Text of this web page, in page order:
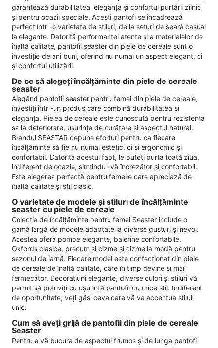
garantează durabilitatea, eleganța și confortul purtării zilnic
și pentru ocazii speciale. Acești pantofi se încadrează
perfect într -o varietate de stiluri, de la seturi de seară casual
la elegante. Datorită performanței atente și a materialelor de
înaltă calitate, pantofii seaster din piele de cereale sunt o
investiție de ani buni, oferind nu numai un aspect elegant, ci
și confortul utilizării.
De ce să alegeți încălțăminte din piele de cereale
seaster
Alegând pantofii seaster pentru femei din piele de cereale,
investiți într -un produs care combină durabilitatea și
eleganța. Pielea de cereale este cunoscută pentru rezistența
sa la deteriorare, ușurința de curățare și aspectul natural.
Brandul SEASTAR depune eforturi pentru ca fiecare
încălțăminte să fie nu numai estetic, ci și ergonomic și
confortabil. Datorită acestui fapt, le puteți purta toată ziua,
indiferent de ocazie, simțindu -vă încrezător și confortabil.
Este alegerea perfectă pentru femeile care apreciază de
înaltă calitate și stil clasic.
O varietate de modele și stiluri de încălțăminte
seaster cu piele de cereale
Colecția de încălțăminte pentru femei Seaster include o
gamă largă de modele adaptate la diverse gusturi și nevoi.
Acestea oferă pompe elegante, balerine confortabile,
Oxfords clasice, precum și cizme și cizme la modă pentru
sezonul de iarnă. Fiecare model este confecționat din piele
de cereale de înaltă calitate, care în timp devine și mai
fermecător. Decorațiuni elegante, diverse culori și stiluri vă
permit să potriviți cu ușurință pantofii cu orice stil. Indiferent
de oportunitate, veți găsi ceva care vă va accentua stilul
unic.
Cum să aveți grijă de pantofii din piele de cereale
Seaster
Pentru a vă bucura de aspectul frumos și de lunga pantofi